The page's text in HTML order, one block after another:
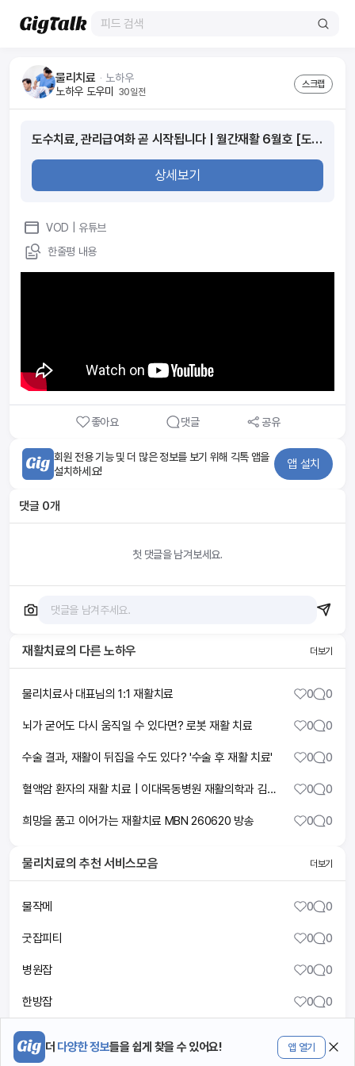
더 다양한 정보들을 쉽게 찾을 수 있어요! 앱 열기
물리치료 ᆞ 노하우
노하우 도우미 30일전
스크랩
도수치료, 관리급여화 곧 시작됩니다 | 월간재활 6월호 [도수치료, 관리급여 그 이후]
상세보기
VOD | 유튜브
한줄평 내용
좋아요 댓글 공유
회원 전용 기능 및 더 많은 정보를 보기 위해 긱톡 앱을
설치하세요!
앱 설치
댓글 0개
첫 댓글을 남겨보세요.
재활치료의 다른 노하우 더보기
물리치료사 대표님의 1:1 재활치료 0 0
뇌가 굳어도 다시 움직일 수 있다면? 로봇 재활 치료 0 0
수술 결과, 재활이 뒤집을 수도 있다? '수술 후 재활 치료' 0 0
혈액암 환자의 재활 치료 | 이대목동병원 재활의학과 김정환 교수 | 2026년 혈액암가족돌봄센터 건강강좌 0 0
희망을 품고 이어가는 재활치료 MBN 260620 방송 0 0
물리치료의 추천 서비스모음 더보기
물작메 0 0
굿잡피티 0 0
병원잡 0 0
한방잡 0 0
메디플 0